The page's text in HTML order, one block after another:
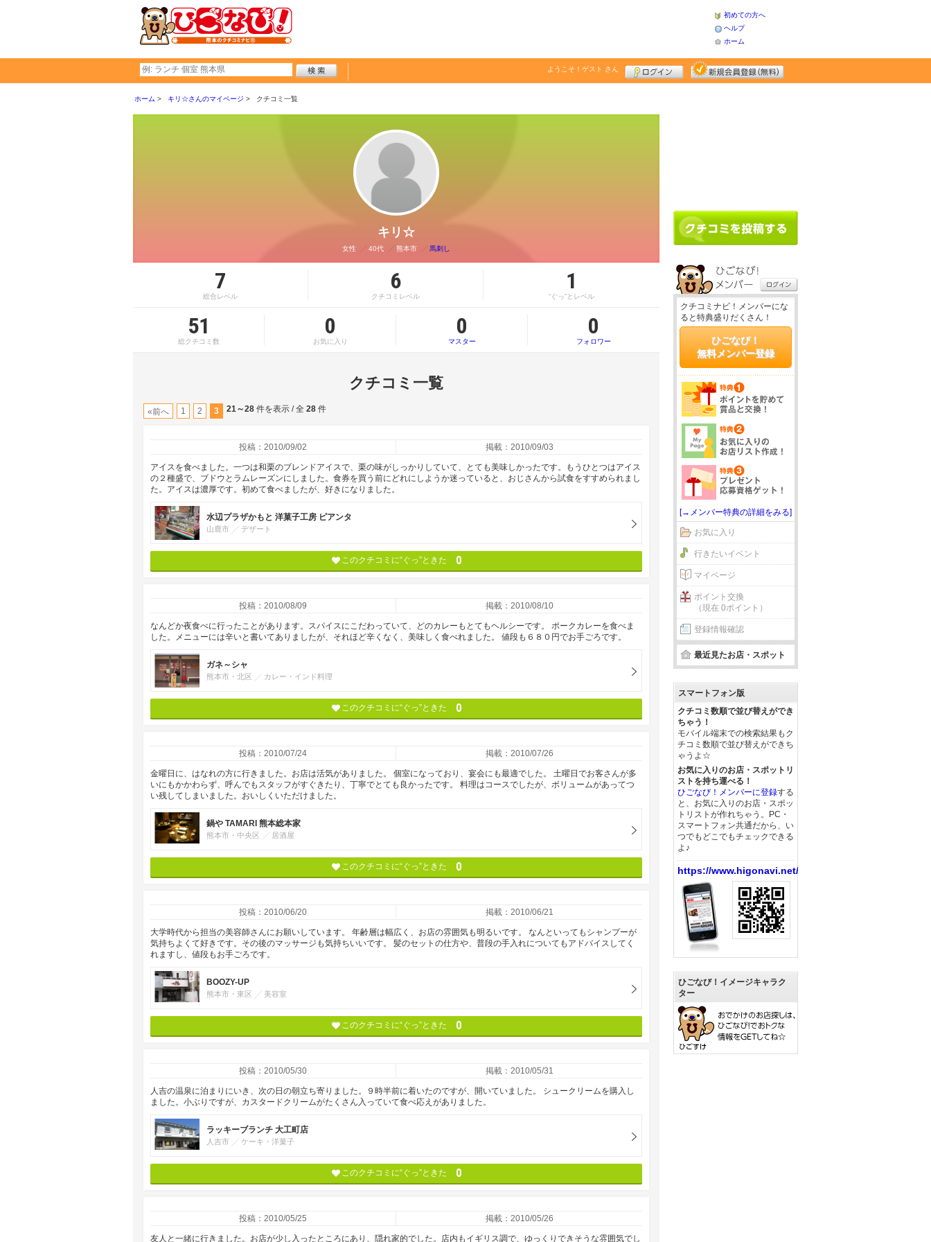
初めての方へ
ヘルプ
ホーム
ようこそ！ ゲスト さん
ホーム キリ☆さんのマイページ クチコミ一覧
キリ☆
女性 40代 熊本市 馬刺し
7
総合レベル
6
クチコミレベル
1
“ぐっ”とレベル
51
総クチコミ数
0
お気に入り
0
マスター
0
フォロワー
クチコミ一覧
«前へ 1 2 3 21～28 件を表示 / 全 28 件
投稿：2010/09/02 掲載：2010/09/03
アイスを食べました。一つは和栗のブレンドアイスで、栗の味がしっかりしていて、とても美味しかったです。もうひとつはアイス
の２種盛で、ブドウとラムレーズンにしました。食券を買う前にどれにしようか迷っていると、おじさんから試食をすすめられまし
た。アイスは濃厚です。初めて食べましたが、好きになりました。
水辺プラザかもと 洋菓子工房 ピアンタ
山鹿市 デザート
このクチコミに“ぐっ”ときた 0
投稿：2010/08/09 掲載：2010/08/10
なんどか夜食べに行ったことがあります。スパイスにこだわっていて、どのカレーもとてもヘルシーです。 ポークカレーを食べま
した。メニューには辛いと書いてありましたが、それほど辛くなく、美味しく食べれました。 値段も６８０円でお手ごろです。
ガネ～シャ
熊本市・北区 カレー・インド料理
このクチコミに“ぐっ”ときた 0
投稿：2010/07/24 掲載：2010/07/26
金曜日に、はなれの方に行きました。お店は活気がありました。 個室になっており、宴会にも最適でした。 土曜日でお客さんが多
いにもかかわらず、呼んでもスタッフがすぐきたり、丁寧でとても良かったです。 料理はコースでしたが、ボリュームがあってつ
い残してしまいました。おいしくいただけました。
鍋や TAMARI 熊本総本家
熊本市・中央区 居酒屋
このクチコミに“ぐっ”ときた 0
投稿：2010/06/20 掲載：2010/06/21
大学時代から担当の美容師さんにお願いしています。 年齢層は幅広く、お店の雰囲気も明るいです。 なんといってもシャンプーが
気持ちよくて好きです。その後のマッサージも気持ちいいです。 髪のセットの仕方や、普段の手入れについてもアドバイスしてく
れますし、値段もお手ごろです。
BOOZY-UP
熊本市・東区 美容室
このクチコミに“ぐっ”ときた 0
投稿：2010/05/30 掲載：2010/05/31
人吉の温泉に泊まりにいき、次の日の朝立ち寄りました。９時半前に着いたのですが、開いていました。 シュークリームを購入し
ました。小ぶりですが、カスタードクリームがたくさん入っていて食べ応えがありました。
ラッキーブランチ 大工町店
人吉市 ケーキ・洋菓子
このクチコミに“ぐっ”ときた 0
投稿：2010/05/25 掲載：2010/05/26
友人と一緒に行きました。お店が少し入ったところにあり、隠れ家的でした。店内もイギリス調で、ゆっくりできそうな雰囲気でし
クチコミナビ！メンバーにな
ると特典盛りだくさん！
ひごなび！
無料メンバー登録
[→メンバー特典の詳細をみる]
お気に入り
行きたいイベント
マイページ
ポイント交換
（現在 0ポイント）
登録情報確認
最近見たお店・スポット
スマートフォン版
クチコミ数順で並び替えができ
ちゃう！
モバイル端末での検索結果もク
チコミ数順で並び替えができち
ゃうよ☆
お気に入りのお店・スポットリ
ストを持ち運べる！
ひごなび！メンバーに登録する
と、お気に入りのお店・スポッ
トリストが作れちゃう。PC・
スマートフォン共通だから、い
つでもどこでもチェックできる
よ♪
https://www.higonavi.net/
ひごなび！イメージキャラク
ター